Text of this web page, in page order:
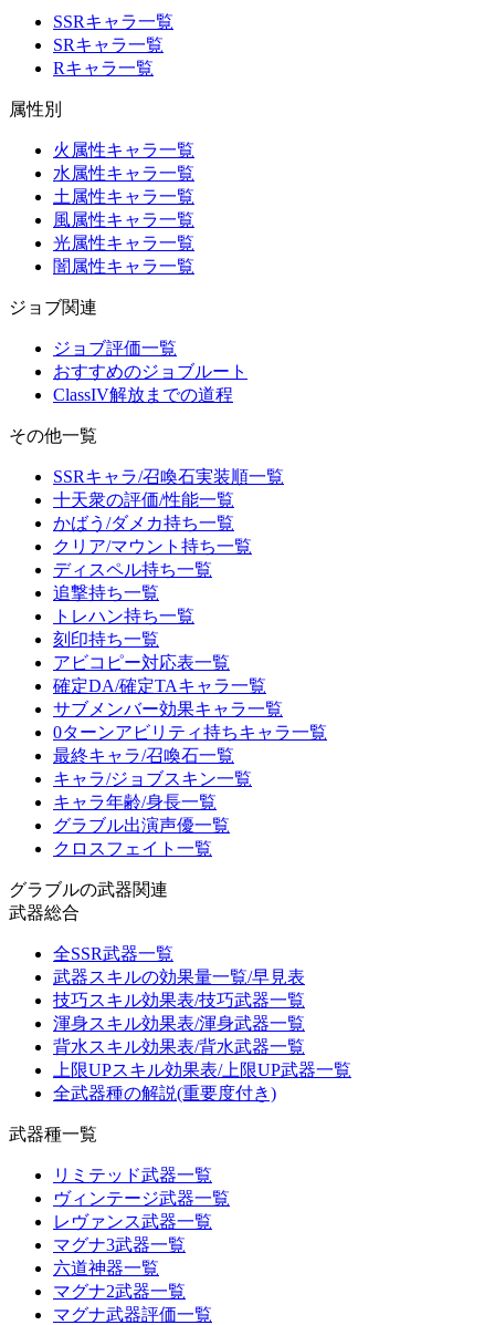
SSRキャラ一覧
SRキャラ一覧
Rキャラ一覧
属性別
火属性キャラ一覧
水属性キャラ一覧
土属性キャラ一覧
風属性キャラ一覧
光属性キャラ一覧
闇属性キャラ一覧
ジョブ関連
ジョブ評価一覧
おすすめのジョブルート
ClassIV解放までの道程
その他一覧
SSRキャラ/召喚石実装順一覧
十天衆の評価/性能一覧
かばう/ダメカ持ち一覧
クリア/マウント持ち一覧
ディスペル持ち一覧
追撃持ち一覧
トレハン持ち一覧
刻印持ち一覧
アビコピー対応表一覧
確定DA/確定TAキャラ一覧
サブメンバー効果キャラ一覧
0ターンアビリティ持ちキャラ一覧
最終キャラ/召喚石一覧
キャラ/ジョブスキン一覧
キャラ年齢/身長一覧
グラブル出演声優一覧
クロスフェイト一覧
グラブルの武器関連
武器総合
全SSR武器一覧
武器スキルの効果量一覧/早見表
技巧スキル効果表/技巧武器一覧
渾身スキル効果表/渾身武器一覧
背水スキル効果表/背水武器一覧
上限UPスキル効果表/上限UP武器一覧
全武器種の解説(重要度付き)
武器種一覧
リミテッド武器一覧
ヴィンテージ武器一覧
レヴァンス武器一覧
マグナ3武器一覧
六道神器一覧
マグナ2武器一覧
マグナ武器評価一覧